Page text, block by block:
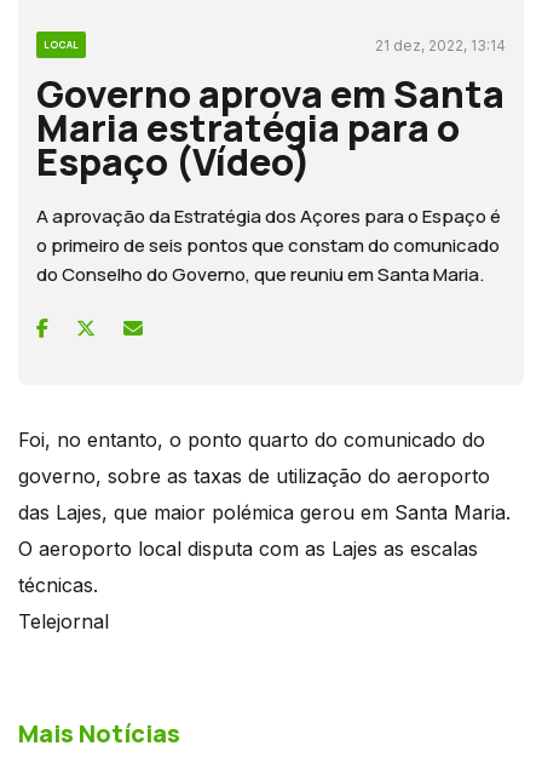
LOCAL 21 dez, 2022, 13:14
Governo aprova em Santa
Maria estratégia para o
Espaço (Vídeo)
A aprovação da Estratégia dos Açores para o Espaço é
o primeiro de seis pontos que constam do comunicado
do Conselho do Governo, que reuniu em Santa Maria.
Foi, no entanto, o ponto quarto do comunicado do
governo, sobre as taxas de utilização do aeroporto
das Lajes, que maior polémica gerou em Santa Maria.
O aeroporto local disputa com as Lajes as escalas
técnicas.
Telejornal
Mais Notícias